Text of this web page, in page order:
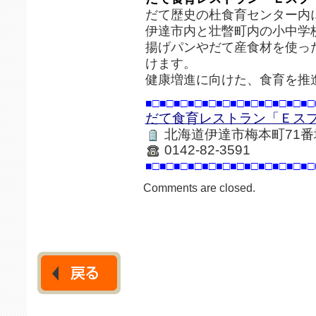
だて歴史の杜食育センター
伊達市内と壮暼町内の小中
揚げパンやだて産食材を使
けます。
健康増進に向けた、食育を
だて食育レストラン「Ｅス
北海道伊達市梅本町71
0142-82-3591
Comments are closed.